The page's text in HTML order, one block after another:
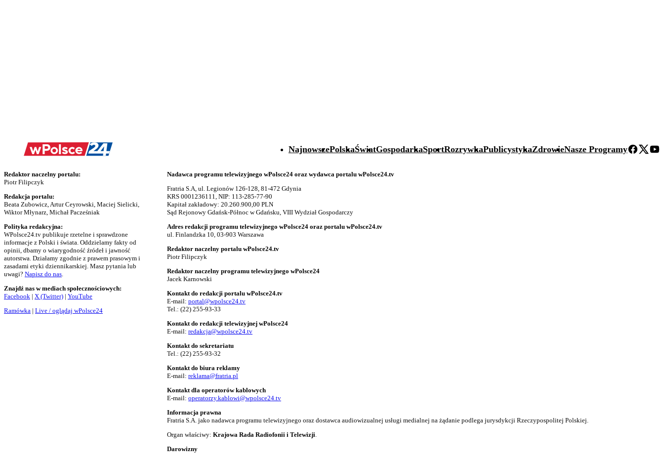
NajnowszePolskaŚwiatGospodarkaSportRozrywkaPublicystykaZdrowieNasze Programy
Redaktor naczelny portalu:
Piotr Filipczyk
Redakcja portalu:
Beata Zubowicz, Artur Ceyrowski, Maciej Sielicki,
Wiktor Młynarz, Michał Pacześniak
Polityka redakcyjna:
WPolsce24.tv publikuje rzetelne i sprawdzone
informacje z Polski i świata. Oddzielamy fakty od
opinii, dbamy o wiarygodność źródeł i jawność
autorstwa. Działamy zgodnie z prawem prasowym i
zasadami etyki dziennikarskiej. Masz pytania lub
uwagi? Napisz do nas.
Znajdź nas w mediach społecznościowych:
Facebook | X (Twitter) | YouTube
Ramówka | Live / oglądaj wPolsce24
Nadawca programu telewizyjnego wPolsce24 oraz wydawca portalu wPolsce24.tv
Fratria S.A, ul. Legionów 126-128, 81-472 Gdynia
KRS 0001236111, NIP: 113-285-77-90
Kapitał zakładowy: 20.260.900,00 PLN
Sąd Rejonowy Gdańsk-Północ w Gdańsku, VIII Wydział Gospodarczy
Adres redakcji programu telewizyjnego wPolsce24 oraz portalu wPolsce24.tv
ul. Finlandzka 10, 03-903 Warszawa
Redaktor naczelny portalu wPolsce24.tv
Piotr Filipczyk
Redaktor naczelny programu telewizyjnego wPolsce24
Jacek Karnowski
Kontakt do redakcji portalu wPolsce24.tv
E-mail: portal@wpolsce24.tv
Tel.: (22) 255-93-33
Kontakt do redakcji telewizyjnej wPolsce24
E-mail: redakcja@wpolsce24.tv
Kontakt do sekretariatu
Tel.: (22) 255-93-32
Kontakt do biura reklamy
E-mail: reklama@fratria.pl
Kontakt dla operatorów kablowych
E-mail: operatorzy.kablowi@wpolsce24.tv
Informacja prawna
Fratria S.A. jako nadawca programu telewizyjnego oraz dostawca audiowizualnej usługi medialnej na żądanie podlega jurysdykcji Rzeczypospolitej Polskiej.
Organ właściwy: Krajowa Rada Radiofonii i Telewizji.
Darowizny